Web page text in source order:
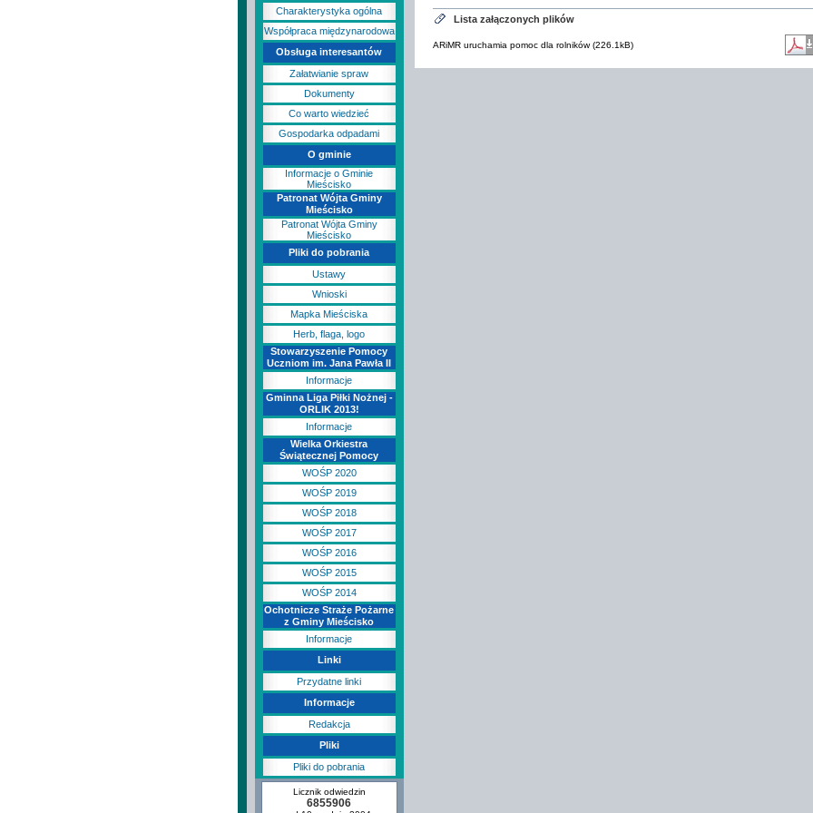
Charakterystyka ogólna
Współpraca międzynarodowa
Obsługa interesantów
Załatwianie spraw
Dokumenty
Co warto wiedzieć
Gospodarka odpadami
O gminie
Informacje o Gminie
Mieścisko
Patronat Wójta Gminy
Mieścisko
Patronat Wójta Gminy
Mieścisko
Pliki do pobrania
Ustawy
Wnioski
Mapka Mieściska
Herb, flaga, logo
Stowarzyszenie Pomocy
Uczniom im. Jana Pawła II
Informacje
Gminna Liga Piłki Nożnej -
ORLIK 2013!
Informacje
Wielka Orkiestra
Świątecznej Pomocy
WOŚP 2020
WOŚP 2019
WOŚP 2018
WOŚP 2017
WOŚP 2016
WOŚP 2015
WOŚP 2014
Ochotnicze Straże Pożarne
z Gminy Mieścisko
Informacje
Linki
Przydatne linki
Informacje
Redakcja
Pliki
Pliki do pobrania
Licznik odwiedzin
6855906
Lista załączonych plików
ARiMR uruchamia pomoc dla rolników (226.1kB)